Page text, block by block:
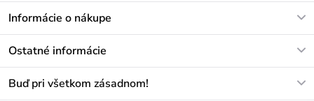
info@vuch.sk
Informácie o nákupe
Materiály a údržba
Ostatné informácie
Buď pri všetkom zásadnom!